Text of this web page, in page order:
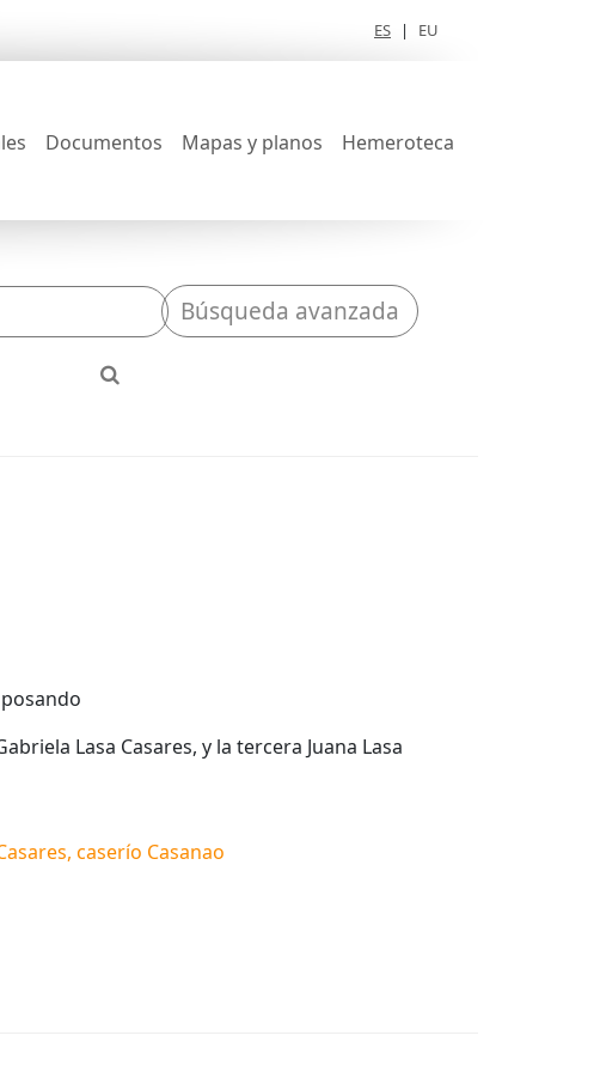
ES | EU
Documentos Mapas y planos Hemeroteca
Búsqueda avanzada
Lasa Casares, y la tercera Juana Lasa
caserío Casanao